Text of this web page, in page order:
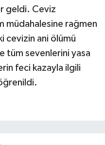
geldi. Ceviz
müdahalesine rağmen
cevizin ani ölümü
tüm sevenlerini yasa
feci kazayla ilgili